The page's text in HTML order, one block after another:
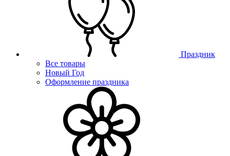
Праздник
Все товары
Новый Год
Оформление праздника